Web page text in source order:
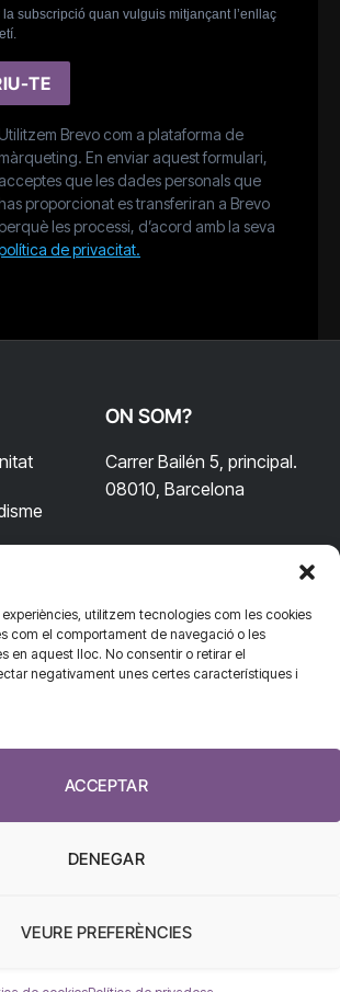
experiències, utilitzem tecnologies com les cookies
com el comportament de navegació o les
en aquest lloc. No consentir o retirar el
negativament unes certes característiques i
ACCEPTAR
DENEGAR
VEURE PREFERÈNCIES
la subscripció quan vulguis mitjançant l’enllaç
TE
Utilitzem Brevo com a plataforma de
màrqueting. En enviar aquest formulari,
acceptes que les dades personals que
has proporcionat es transferiran a Brevo
perquè les processi, d’acord amb la seva
de privacitat.
ON SOM?
Carrer Bailén 5, principal.
08010, Barcelona
CONNECTA